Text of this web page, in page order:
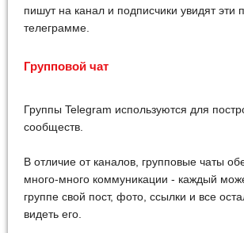
пишут на канал и подписчики увидят эти
телеграмме.
Групповой чат
Группы Telegram используются для
сообществ.
В отличие от каналов, групповые чаты
много-много коммуникации - каждый
группе свой пост, фото, ссылки и все
видеть его.